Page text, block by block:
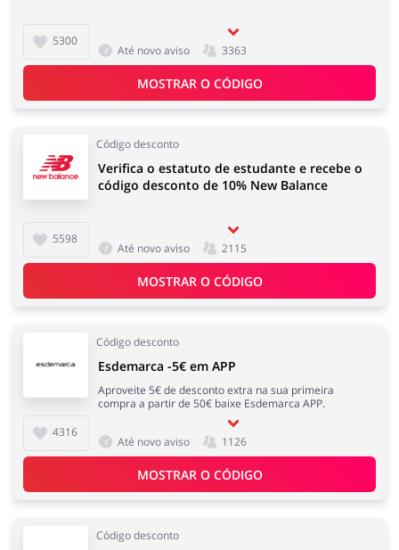
5300
Até novo aviso 3363
MOSTRAR O CÓDIGO
Código desconto
5598
Verifica o estatuto de estudante e recebe o
código desconto de 10% New Balance
Até novo aviso 2115
MOSTRAR O CÓDIGO
Código desconto
4316
Esdemarca -5€ em APP
Aproveite 5€ de desconto extra na sua primeira
compra a partir de 50€ baixe Esdemarca APP.
Até novo aviso 1126
MOSTRAR O CÓDIGO
Código desconto